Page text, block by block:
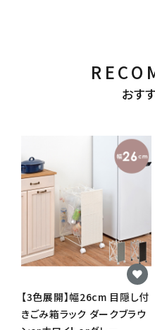
おす
【3色展開】幅26cm 目隠し付
きごみ箱ラック ダークブラウ